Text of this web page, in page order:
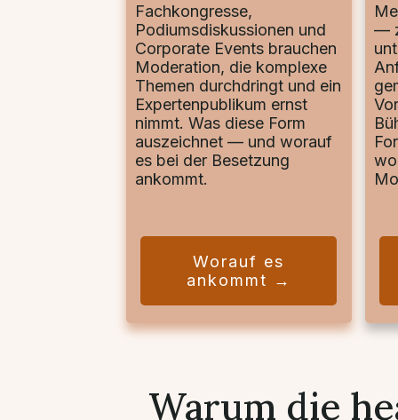
Fachkongresse,
Podiumsdiskussionen und
Corporate Events brauchen
Moderation, die komplexe
Themen durchdringt und ein
Expertenpublikum ernst
nimmt. Was diese Form
auszeichnet — und worauf
es bei der Besetzung
ankommt.
Worauf es
ankommt →
—
Warum die